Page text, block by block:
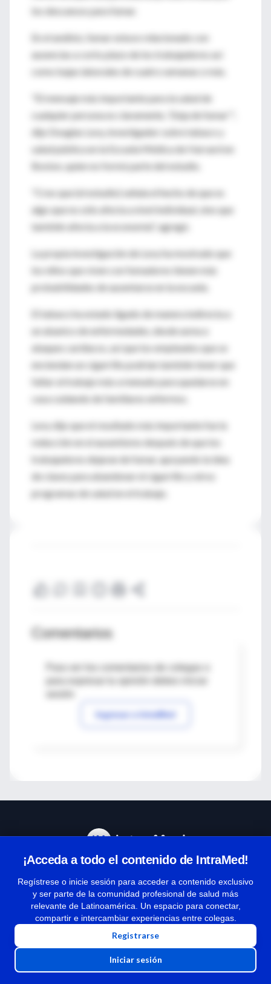
los descansos para fumar.
En el análisis, fumar estuvo relacionado con
ausencias a corto plazo de los trabajadores así
como bajas laborales de cuatro semanas o más.
"El mensaje más importante para la salud de
cualquier persona es claramente, 'Deja de fumar'",
dijo Douglas Levy, investigador sobre tabaco y
salud pública en la Escuela Médica de Harvard en
Boston, quien no formó parte del estudio.
"Creo que (el estudio) señala el hecho de que es
algo que no sólo afecta a nivel individual, sino que
también afecta a la economía", agregó.
La propia investigación de Levy ha mostrado que
los niños que viven con fumadores tienen más
probabilidades de ausentarse en la escuela.
El tabaco ha estado ligado de manera indirecta a
un abanico de enfermedades, desde asma a
ataques cardíacos, así que los empleados que se
enciendan un cigarrillo podrían también tener que
faltar al trabajo más a menudo para quedarse en
casa cuidando de familiares enfermos.
Levy dijo que el resultado más importante fue la
reducción en el ausentismo después de que los
trabajadores dejaran de fumar, apoyando la idea
de clases para abandonar el cigarrillo y otros
programas de salud en el trabajo.
Comentarios
Para ver los comentarios de colegas o
Ingresar a IntraMed
¡Acceda a todo el contenido de IntraMed!
Regístrese o inicie sesión para acceder a contenido exclusivo
y ser parte de la comunidad profesional de salud más
relevante de Latinoamérica. Un espacio para conectar,
compartir e intercambiar experiencias entre colegas.
Registrarse
Iniciar sesión
Términos y condiciones
| Políticas de privacidad
| Todos los derechos reservados | Copyright 1997-2026